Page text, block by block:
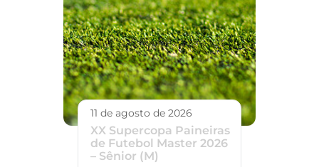
11 de agosto de 2026
XX Supercopa Paineiras
de Futebol Master 2026
– Sênior (M)